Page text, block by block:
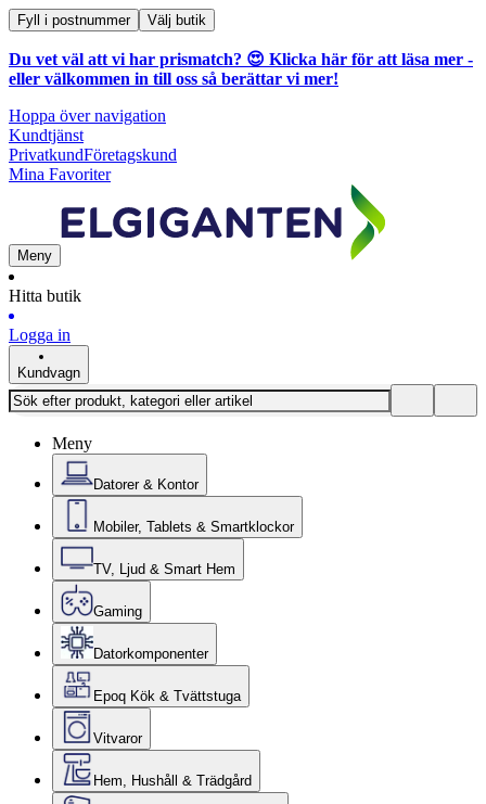
Fyll i postnummer Välj butik
Du vet väl att vi har prismatch? 😍 Klicka här för att läsa mer -
eller välkommen in till oss så berättar vi mer!
Hoppa över navigation
Kundtjänst
PrivatkundFöretagskund
Mina Favoriter
Meny
Hitta butik
Logga in
Kundvagn
Meny
Datorer & Kontor
Mobiler, Tablets & Smartklockor
TV, Ljud & Smart Hem
Gaming
Datorkomponenter
Epoq Kök & Tvättstuga
Vitvaror
Hem, Hushåll & Trädgård